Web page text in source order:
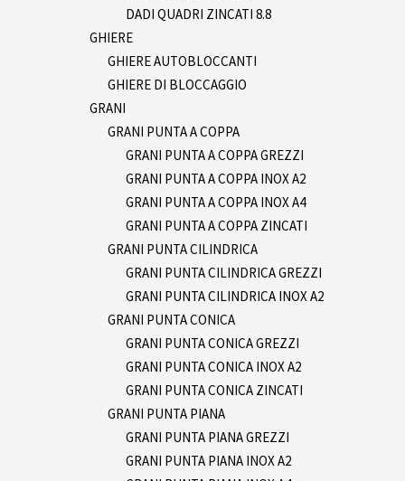
DADI QUADRI ZINCATI 8.8
GHIERE
GHIERE AUTOBLOCCANTI
GHIERE DI BLOCCAGGIO
GRANI
GRANI PUNTA A COPPA
GRANI PUNTA A COPPA GREZZI
GRANI PUNTA A COPPA INOX A2
GRANI PUNTA A COPPA INOX A4
GRANI PUNTA A COPPA ZINCATI
GRANI PUNTA CILINDRICA
GRANI PUNTA CILINDRICA GREZZI
GRANI PUNTA CILINDRICA INOX A2
GRANI PUNTA CONICA
GRANI PUNTA CONICA GREZZI
GRANI PUNTA CONICA INOX A2
GRANI PUNTA CONICA ZINCATI
GRANI PUNTA PIANA
GRANI PUNTA PIANA GREZZI
GRANI PUNTA PIANA INOX A2